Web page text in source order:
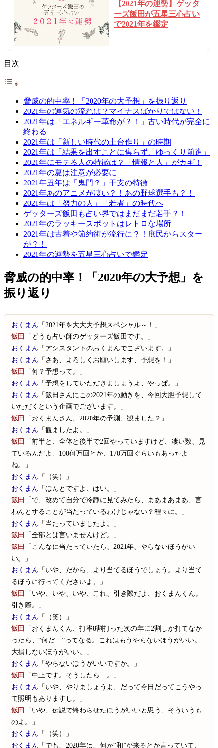
【2021年の運勢】ゲッタ
ーズ飯田が五星三心占い
で2021年を鑑定
目次
脅威の的中率！「2020年の大予想」を振り返り
2021年の運気の流れは？マイナスばかりではない！
2021年は「エネルギー革命が？！」古い時代が完全に
終わる
2021年は「新しい時代の土台作り」の時期
2021年は「結果を出すことに焦らず、ゆっくり前進」
2021年にモテる人の特徴は？「情報と人」がカギ！
2021年の夏は注意が必要に
2021年丑年は「鬼門？」干支の特徴
2021年あのアニメが凄い？！あの野球選手も？！
2021年は「努力の人」「若者」の時代へ
ゲッターズ飯田も占い界ではまだまだ若手？！
2021年のラッキースポットはレトロな場所
2021年は古着や節約術が流行に？！庶民からスター
が？！
2021年の運勢を五星三心占いで鑑定
脅威の的中率！「2020年の大予想」を
振り返り
おくまん 「2021年を大大大予想スペシャル～！」
飯田
「どうも占い師のゲッターズ飯田です。」
おくまん 「アシスタントのおくまんでございます。」
おくまん 「さあ、よろしくお願いします、予想を！」
飯田
「何？予想って。」
おくまん 「予想をしていただきましょうよ、やっぱ。」
おくまん 「飯田さんにこの2021年の動きを、今回大胆予想して
いただくという企画でございます。」
飯田
「おくまんさん、2020年の予測、観ました？」
おくまん 「観ましたよ。」
飯田
「前半と、全体と後半で2回やっていますけど、凄い数、見
ているんだよ。100何万回とか、170万回ぐらいもあったよ
ね。」
おくまん 「（笑）」
おくまん 「ほんとですよ、はい。」
飯田
「で、改めて自分で冷静に見てみたら、まあまあまあ、言
わんとすることが当たっているわけじゃない？程々に。」
おくまん 「当たっていましたよ。」
飯田
「全部とは言いませんけど。」
飯田
「こんなに当たっていたら、2021年、やらないほうがい
い。」
おくまん 「いや、だから、より当てるほうでしょう。より当て
るほうに行ってくださいよ。」
飯田
「いや、いや、いや、これ、引き際だよ、おくまんくん。
引き際。」
おくまん 「（笑）」
飯田
「おくまんくん、打率8割打った次の年に2割しか打てなか
ったら、“何だ…”ってなる。これはもうやらないほうがいい。
大損しないほうがいい。」
おくまん 「やらないほうがいいですか。」
飯田
「中止です。そうしたら…。」
おくまん 「いや、やりましょうよ、だって今日だってこうやっ
て照明もありますし。」
飯田
「いや、伝説で終わらせたほうがいいと思う。そういうも
のよ。」
おくまん 「（笑）」
おくまん 「でも、2020年は、何か“和”が来るとか言っていて、